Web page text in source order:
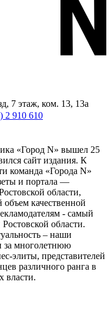
7 этаж, ком. 13, 13а
2 910 610
«Город N» вышел 25
сайт издания. К
команда «Города N»
и портала —
области,
объем качественной
- самый
области.
– наши
за многолетнюю
элиты, представителей
различного ранга в
власти.